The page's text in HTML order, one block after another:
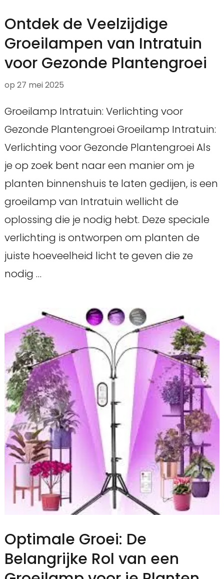
Ontdek de Veelzijdige
Groeilampen van Intratuin
voor Gezonde Plantengroei
op 27 mei 2025
Groeilamp Intratuin: Verlichting voor
Gezonde Plantengroei Groeilamp Intratuin:
Verlichting voor Gezonde Plantengroei Als
je op zoek bent naar een manier om je
planten binnenshuis te laten gedijen, is een
groeilamp van Intratuin wellicht de
oplossing die je nodig hebt. Deze speciale
verlichting is ontworpen om planten de
juiste hoeveelheid licht te geven die ze
nodig …
Optimale Groei: De
Belangrijke Rol van een